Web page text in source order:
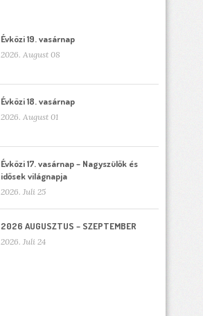
Évközi 19. vasárnap
2026. August 08
Évközi 18. vasárnap
2026. August 01
Évközi 17. vasárnap – Nagyszülők és
idősek világnapja
2026. Juli 25
2026 AUGUSZTUS – SZEPTEMBER
2026. Juli 24